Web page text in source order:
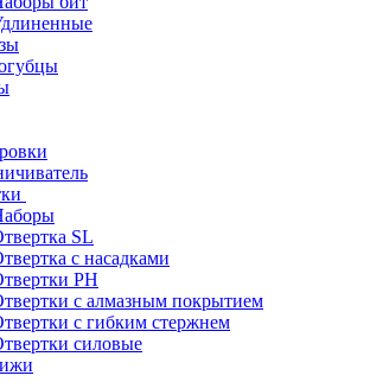
SL
с насадками
PH
с алмазным покрытием
с гибким стержнем
силовые